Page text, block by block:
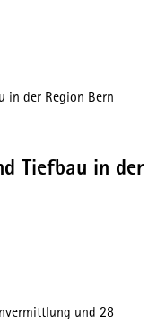
in der Region Bern
Tiefbau in der
und 28